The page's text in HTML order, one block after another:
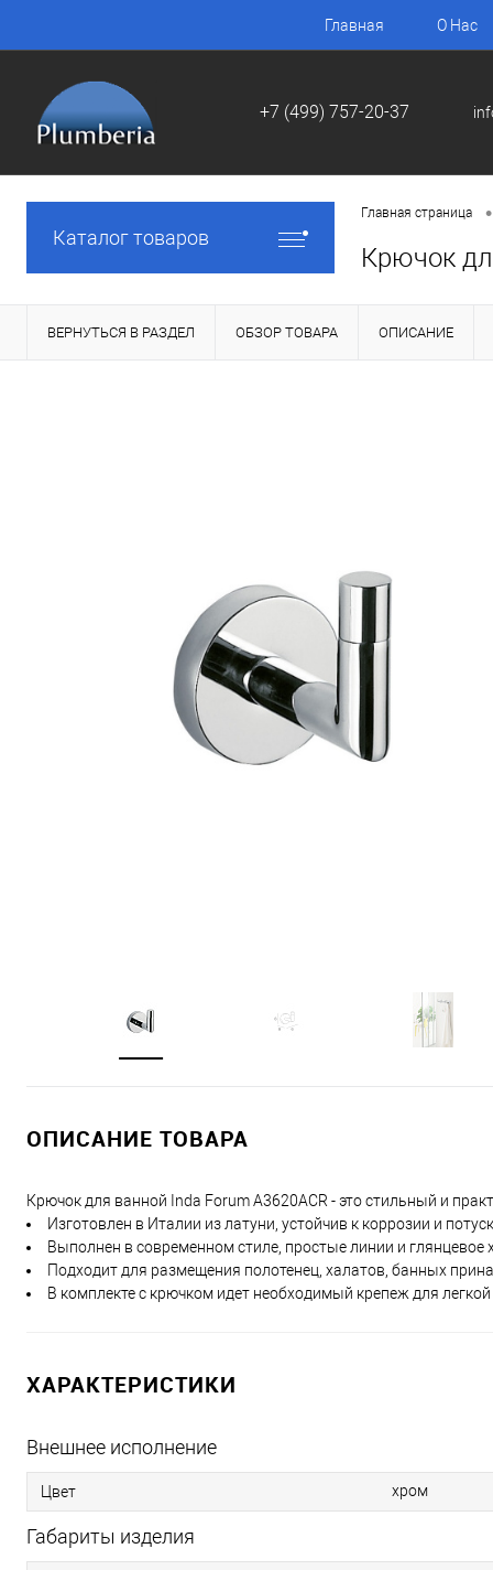
Главная О Нас
+7 (499) 757-20-37
Каталог товаров
Главная страница •
Крючок
ВЕРНУТЬСЯ В РАЗДЕЛ ОБЗОР ТОВАРА ОПИСАНИЕ
ОПИСАНИЕ ТОВАРА
Крючок для ванной Inda Forum A3620ACR - это стильный и
Изготовлен в Италии из латуни, устойчив к коррозии и
Выполнен в современном стиле, простые линии и
Подходит для размещения полотенец, халатов, банных
В комплекте с крючком идет необходимый крепеж для легкой
ХАРАКТЕРИСТИКИ
Внешнее исполнение
Цвет хром
Габариты изделия